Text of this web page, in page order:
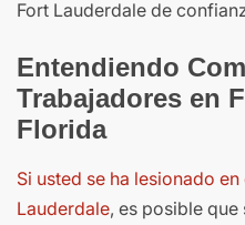
Fort Lauderdale de
Entendiendo
Trabajadores en
Florida
Si usted se ha lesionado
Lauderdale, es posible